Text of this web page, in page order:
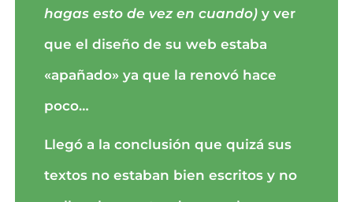
hagas esto de vez en cuando)y ver
que el diseño de su web estaba
«apañado» ya que la renovó hace
poco…
Llegó a la conclusión que quizá sus
textos no estaban bien escritos y no